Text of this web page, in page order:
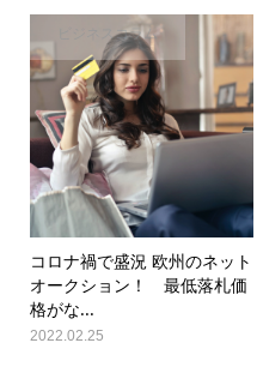
ビジネスコラム
コロナ禍で盛況 欧州のネット
オークション！ 最低落札価
格がな...
2022.02.25